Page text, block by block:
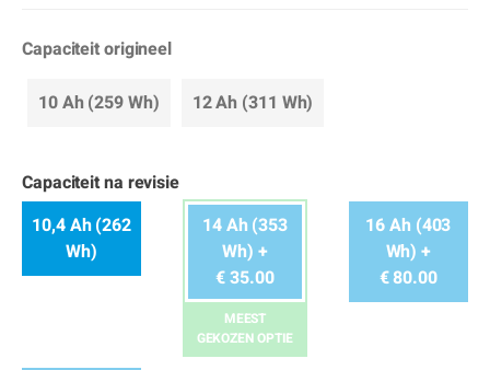
Capaciteit origineel
10 Ah (259 Wh) 12 Ah (311 Wh)
Capaciteit na revisie
10,4 Ah (262
Wh)
14 Ah (353
Wh) +
€ 35.00
MEEST
GEKOZEN OPTIE
16 Ah (403
Wh) +
€ 80.00